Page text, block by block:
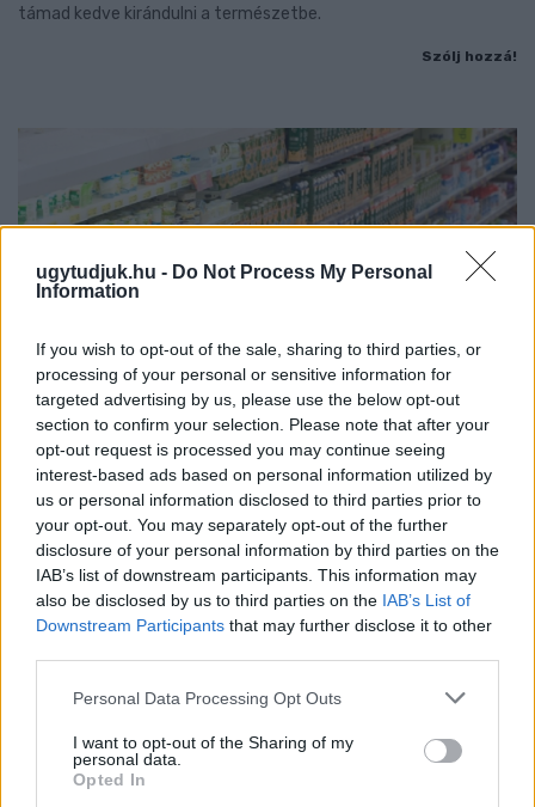
ugytudjuk.hu - Do Not Process My Personal
Information
If you wish to opt-out of the sale, sharing to third parties, or
processing of your personal or sensitive information for
targeted advertising by us, please use the below opt-out
section to confirm your selection. Please note that after your
opt-out request is processed you may continue seeing
interest-based ads based on personal information utilized by
us or personal information disclosed to third parties prior to
your opt-out. You may separately opt-out of the further
disclosure of your personal information by third parties on the
IAB’s list of downstream participants. This information may
also be disclosed by us to third parties on the IAB’s List of
Downstream Participants that may further disclose it to other
Please note that this website/app uses one or more Google
not limited to your visit or usage behaviour. You may click to
grant or deny consent to Google and its third-party tags to
use your data for below specified purposes in below Google
Personal Data Processing Opt Outs
I want to opt-out of the Sharing of my
personal data.
Opted In
támad kedve kirándulni a természetbe.
Szólj hozzá!
ÖRÖMHÍR: TÍZ ÉVE NEM VOLT ILYEN ALACSONY AZ
INFLÁCIÓ MAGYARORSZÁGON
Júliusban mindössze 1,2 százalékkal emelkedtek éves
összevetésben a fogyasztói árak, miközben az élelmiszerek ára
már csökkent.